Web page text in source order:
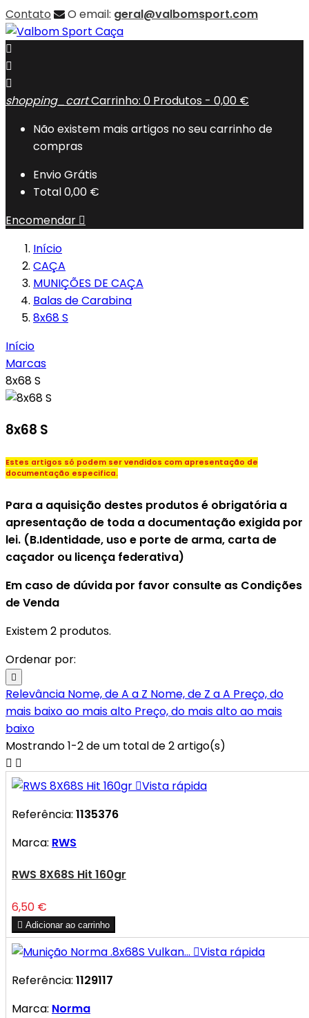
Contato O email: geral@valbomsport.com



shopping_cartCarrinho: 0 Produtos - 0,00 €
Não existem mais artigos no seu carrinho de
compras
EnvioGrátis
Total0,00 €
Encomendar 
Início
CAÇA
MUNIÇÕES DE CAÇA
Balas de Carabina
8x68 S
Início
Marcas
8x68 S
8x68 S
Estes artigos só podem ser vendidos com apresentação de
documentação especifica.
Para a aquisição destes produtos é obrigatória a
apresentação de toda a documentação exigida por
lei. (B.Identidade, uso e porte de arma, carta de
caçador ou licença federativa)
Em caso de dúvida por favor consulte as Condições
de Venda
Existem 2 produtos.
Ordenar por:

Relevância Nome, de A a Z Nome, de Z a A Preço, do
mais baixo ao mais alto Preço, do mais alto ao mais
baixo
Mostrando 1-2 de um total de 2 artigo(s)
 
Vista rápida
Referência: 1135376
Marca: RWS
RWS 8X68S Hit 160gr
Preço
6,50 €
 Adicionar ao carrinho
Vista rápida
Referência: 1129117
Marca: Norma